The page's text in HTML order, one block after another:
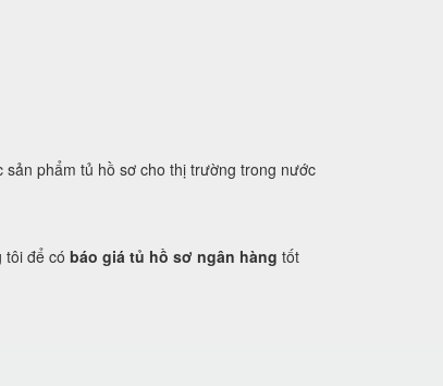
phẩm tủ hồ sơ cho thị trường trong nước
tôi để có báo giá tủ hồ sơ ngân hàng tốt